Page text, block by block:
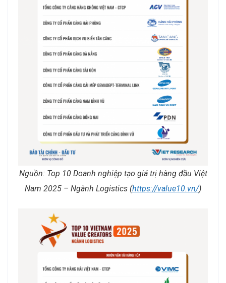
Nguồn: Top 10 Doanh nghiệp tạo giá trị hàng đầu Việt
Nam 2025 – Ngành Logistics (https://value10.vn/)